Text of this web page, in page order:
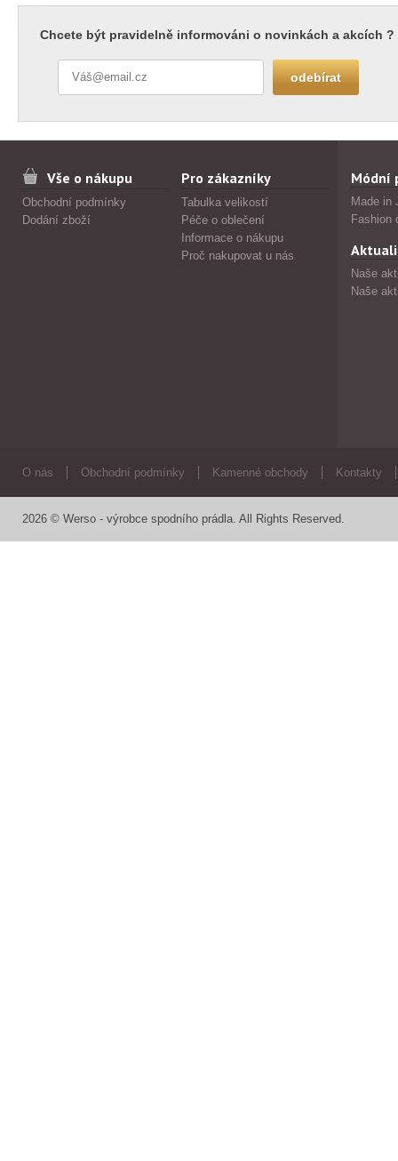
Chcete být pravidelně informováni o novinkách a akcích ?
Vše o nákupu
Obchodní podmínky
Dodání zboží
Pro zákazníky
Tabulka velikostí
Péče o oblečení
Informace o nákupu
Proč nakupovat u nás
Módní
Made in
Fashion
Naše
Naše
O nás Obchodní podmínky Kamenné obchody Kontakty
2026 © Werso - výrobce spodního prádla. All Rights Reserved.